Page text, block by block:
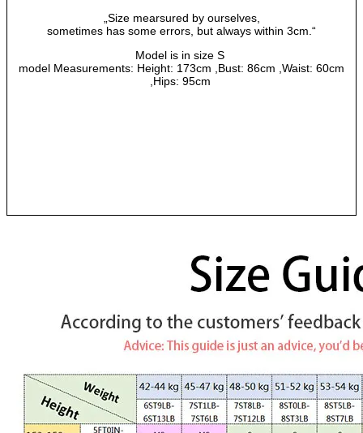
„Size mearsured by ourselves,
sometimes has some errors, but always within 3cm.“
Model is in size S
model Measurements: Height: 173cm ,Bust: 86cm ,Waist: 60cm
,Hips: 95cm